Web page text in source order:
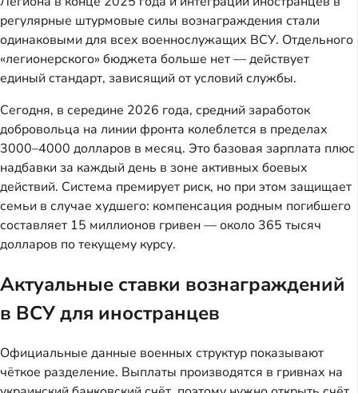
регулярные штурмовые силы вознаграждения стали
одинаковыми для всех военнослужащих ВСУ. Отдельного
«легионерского» бюджета больше нет — действует
единый стандарт, зависящий от условий службы.
Сегодня, в середине 2026 года, средний заработок
добровольца на линии фронта колеблется в пределах
3000–4000 долларов в месяц. Это базовая зарплата плюс
надбавки за каждый день в зоне активных боевых
действий. Система премирует риск, но при этом защищает
семьи в случае худшего: компенсация родным погибшего
составляет 15 миллионов гривен — около 365 тысяч
долларов по текущему курсу.
Актуальные ставки вознаграждений
в ВСУ для иностранцев
Официальные данные военных структур показывают
чёткое разделение. Выплаты производятся в гривнах на